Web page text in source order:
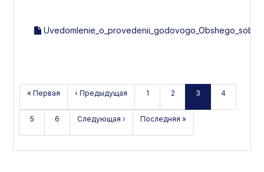
« Первая ‹ Предыдущая 1 2 3 4
5 6 Следующая › Последняя »